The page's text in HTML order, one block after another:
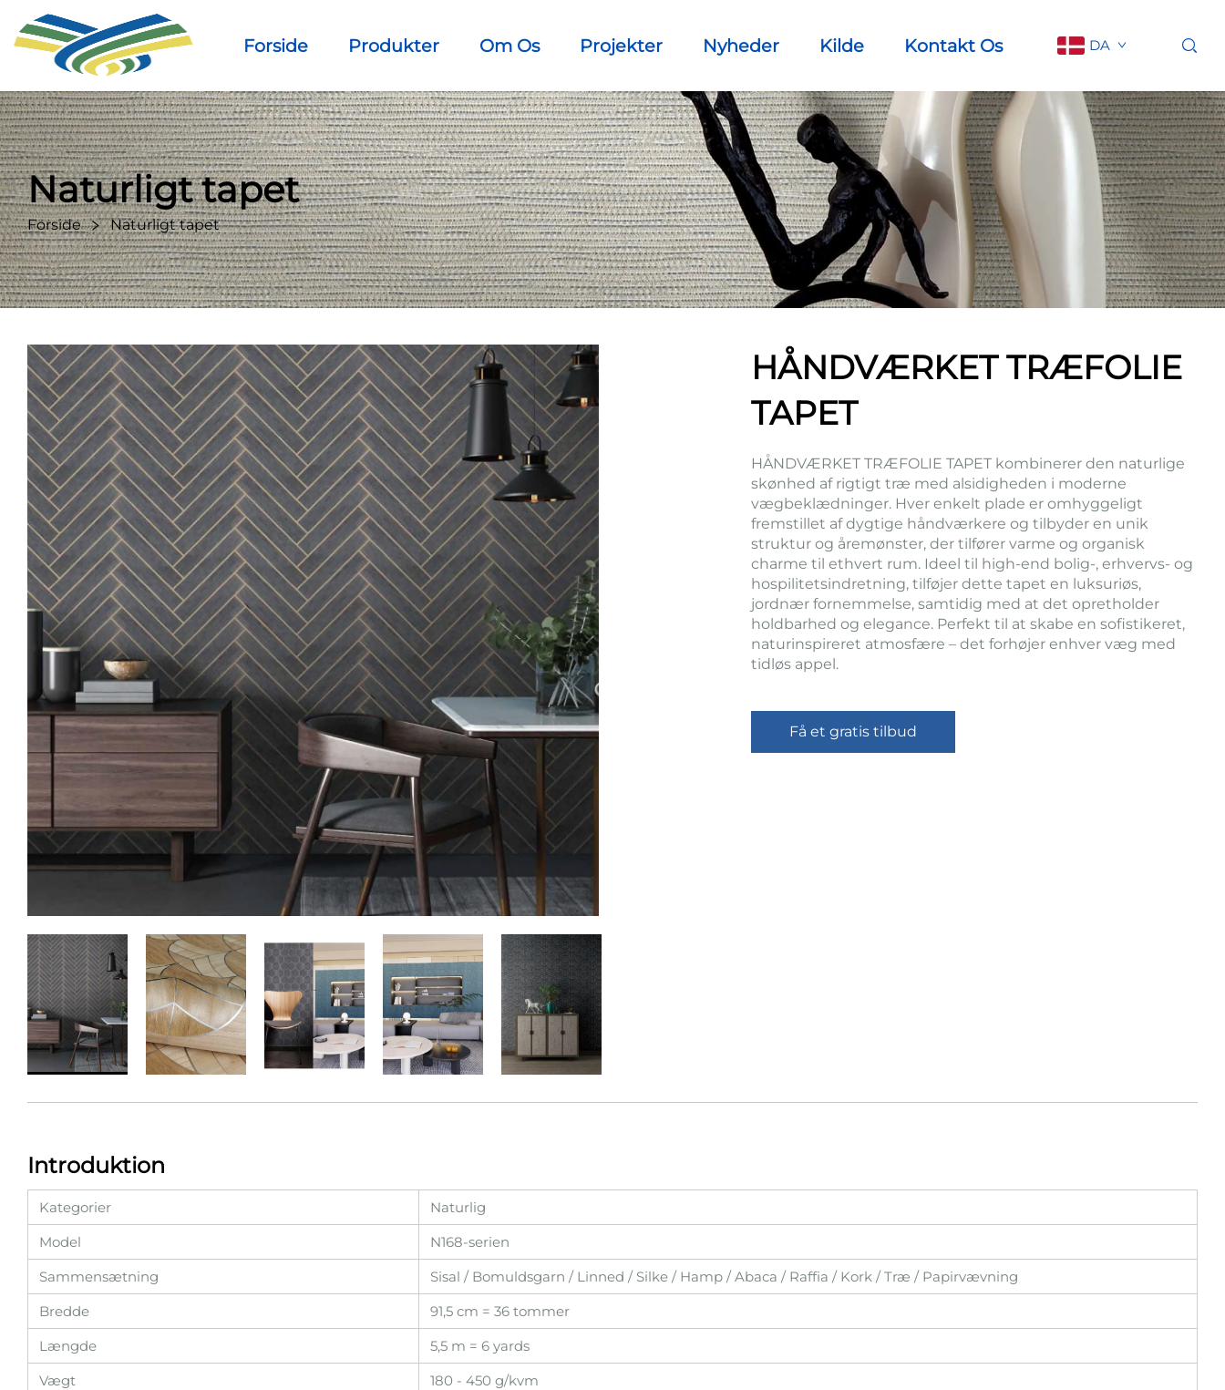
Forside Produkter Om Os Projekter Nyheder Kilde Kontakt Os DA
Naturligt tapet
Forside Naturligt tapet
HÅNDVÆRKET TRÆFOLIE
TAPET
HÅNDVÆRKET TRÆFOLIE TAPET kombinerer den naturlige
skønhed af rigtigt træ med alsidigheden i moderne
vægbeklædninger. Hver enkelt plade er omhyggeligt
fremstillet af dygtige håndværkere og tilbyder en unik
struktur og åremønster, der tilfører varme og organisk
charme til ethvert rum. Ideel til high-end bolig-, erhvervs- og
hospilitetsindretning, tilføjer dette tapet en luksuriøs,
jordnær fornemmelse, samtidig med at det opretholder
holdbarhed og elegance. Perfekt til at skabe en sofistikeret,
naturinspireret atmosfære – det forhøjer enhver væg med
tidløs appel.
Få et gratis tilbud
Introduktion
Kategorier
Naturlig
Model
N168-serien
Sammensætning
Sisal / Bomuldsgarn / Linned / Silke / Hamp / Abaca / Raffia / Kork / Træ / Papirvævning
Bredde
91,5 cm = 36 tommer
Længde
5,5 m = 6 yards
Vægt
180 - 450 g/kvm